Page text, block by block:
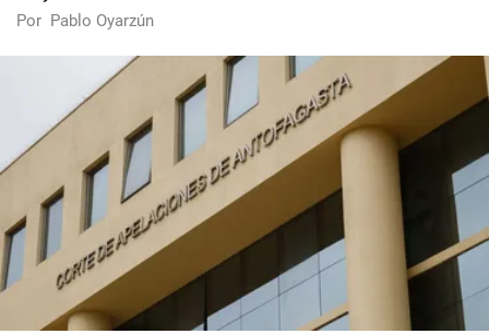
Por Pablo Oyarzún